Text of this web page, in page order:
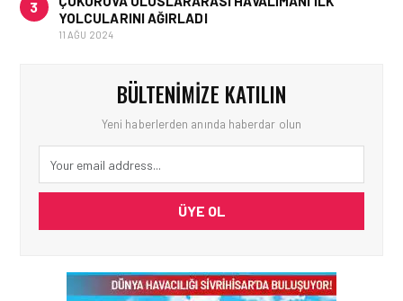
3
YOLCULARINI AĞIRLADI
11 AĞU 2024
BÜLTENIMIZE KATILIN
Yeni haberlerden anında haberdar olun
ÜYE OL